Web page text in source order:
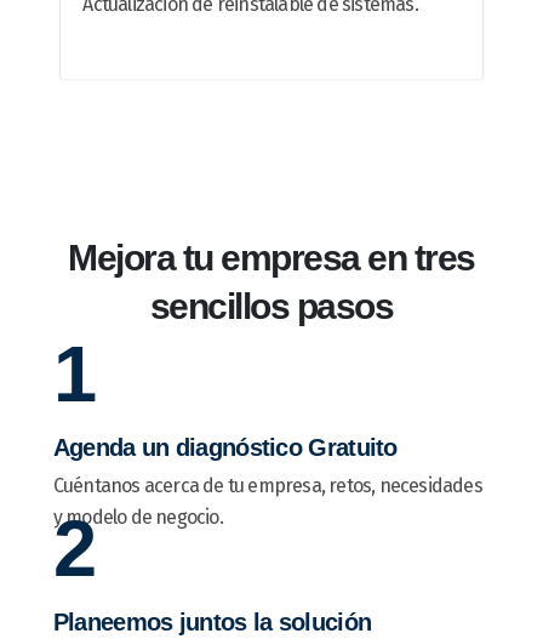
Mejora tu empresa en tres
sencillos pasos
1
Agenda un diagnóstico Gratuito
Cuéntanos acerca de tu empresa, retos, necesidades
y modelo de negocio.
2
Planeemos juntos la solución